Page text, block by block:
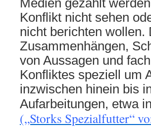
Medien gezählt
Konflikt nicht sehen
nicht berichten wollen.
Zusammenhängen,
von Aussagen und
Konfliktes speziell um
inzwischen hinein bis
Aufarbeitungen, etwa in
(„Storks Spezialfutter“